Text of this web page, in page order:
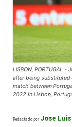
LISBON, PORTUGAL
after being substituted
match between
2022 in Lisbon,
Redactado por Jose